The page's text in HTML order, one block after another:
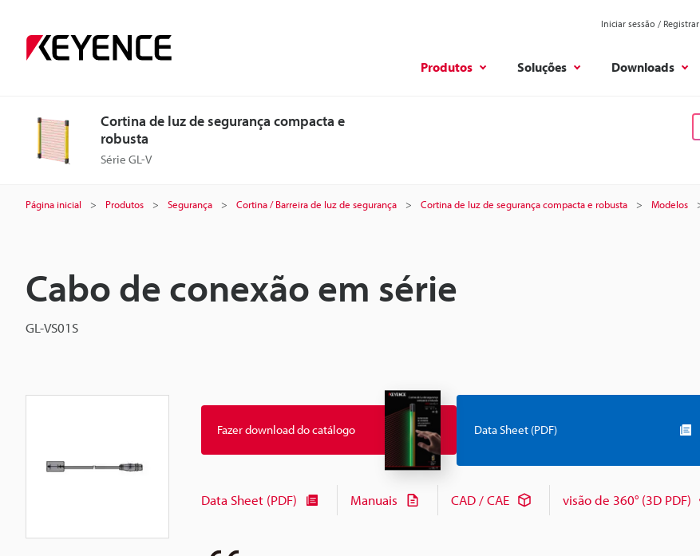
Iniciar sessão / Registrar
Produtos Soluções Downloads
Cortina de luz de segurança compacta e
robusta
Série GL-V
Página inicial Produtos Segurança Cortina / Barreira de luz de segurança Cortina de luz de segurança compacta e robusta Modelos
Cabo de conexão em série
GL-VS01S
Fazer download do catálogo Data Sheet (PDF)
Data Sheet (PDF) Manuais CAD / CAE visão de 360° (3D PDF)